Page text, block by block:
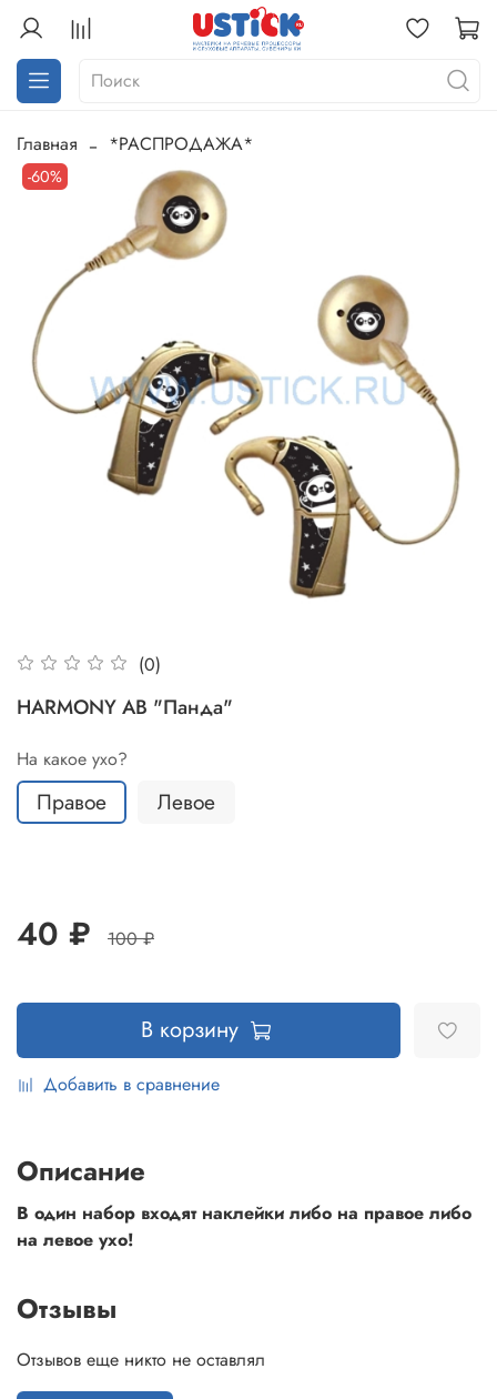
Главная *РАСПРОДАЖА*
-60%
(0)
HARMONY AB "Панда"
На какое ухо?
Правое Левое
40 ₽ 100 ₽
В корзину
Добавить в сравнение
Описание
В один набор входят наклейки либо на правое либо
на левое ухо!
Отзывы
Отзывов еще никто не оставлял